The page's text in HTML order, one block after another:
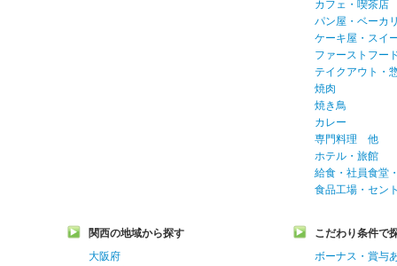
カフェ・喫茶店
パン屋・ベーカ
ケーキ屋・スイ
ファーストフー
テイクアウト・
焼肉
焼き鳥
カレー
専門料理 他
ホテル・旅館
給食・社員食堂
食品工場・セン
関西の地域から探す
大阪府
こだわり条件で
ボーナス・賞与